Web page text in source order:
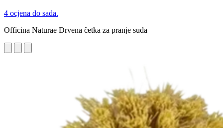
4 ocjena do sada.
Officina Naturae Drvena četka za pranje suđa